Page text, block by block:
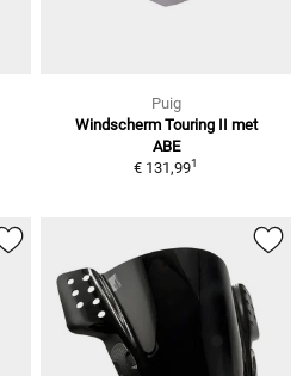
Puig
Windscherm Touring II met
ABE
€ 131,991